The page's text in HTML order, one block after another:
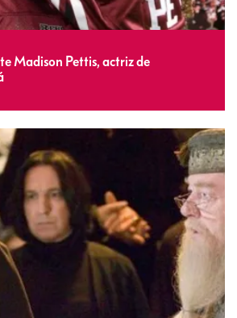
Madison Pettis, actriz de